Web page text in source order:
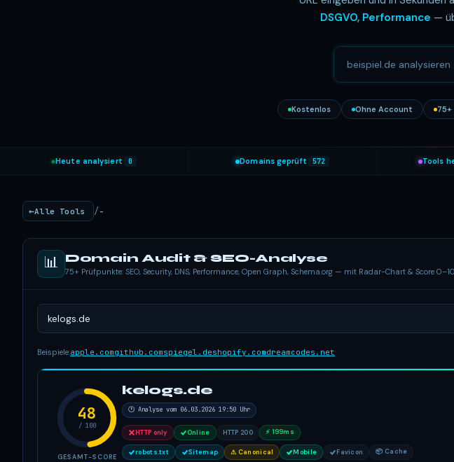
DSGVO, Performance —
Kostenlos Ohne Account 75+
Heute analysiert 0 Domains geprüft 572 Tools
Alle Tools / -
📊 Domain Audit & SEO-Analyse
75+ Prüfpunkte: SEO, Security, DNS, Performance, Open Graph, Schema.org — mit Radar-Chart & Score
Beispiele:apple.comgithub.comspiegel.deshopify.comdreamcodes.net
48
/ 100
GESAMT-SCORE
kelogs.de
🕐 Analyse vom 06.03.2026 19:50 Uhr
HTTP only Online HTTP 200 ⚡ 199ms
robots.txt Sitemap ⚠ Canonical Mobile Favicon 📦 Cache